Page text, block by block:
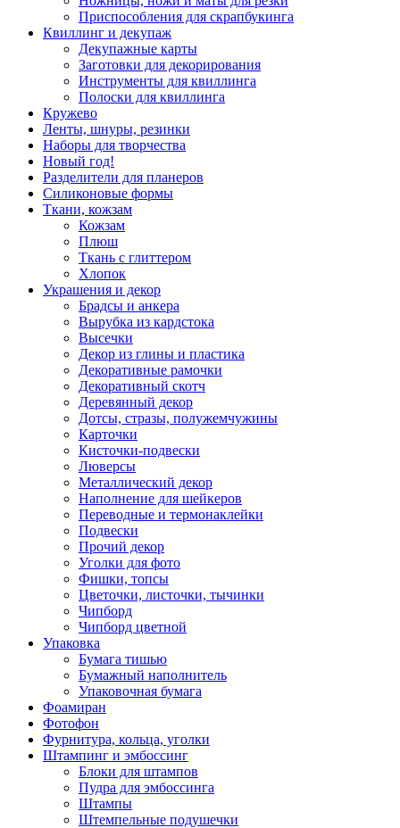
Приспособления для скрапбукинга
Квиллинг и декупаж
Декупажные карты
Заготовки для декорирования
Инструменты для квиллинга
Полоски для квиллинга
Кружево
Ленты, шнуры, резинки
Наборы для творчества
Новый год!
Разделители для планеров
Силиконовые формы
Ткани, кожзам
Кожзам
Плюш
Ткань с глиттером
Хлопок
Украшения и декор
Брадсы и анкера
Вырубка из кардстока
Высечки
Декор из глины и пластика
Декоративные рамочки
Декоративный скотч
Деревянный декор
Дотсы, стразы, полужемчужины
Карточки
Кисточки-подвески
Люверсы
Металлический декор
Наполнение для шейкеров
Переводные и термонаклейки
Подвески
Прочий декор
Уголки для фото
Фишки, топсы
Цветочки, листочки, тычинки
Чипборд
Чипборд цветной
Упаковка
Бумага тишью
Бумажный наполнитель
Упаковочная бумага
Фоамиран
Фотофон
Фурнитура, кольца, уголки
Штампинг и эмбоссинг
Блоки для штампов
Пудра для эмбоссинга
Штампы
Штемпельные подушечки